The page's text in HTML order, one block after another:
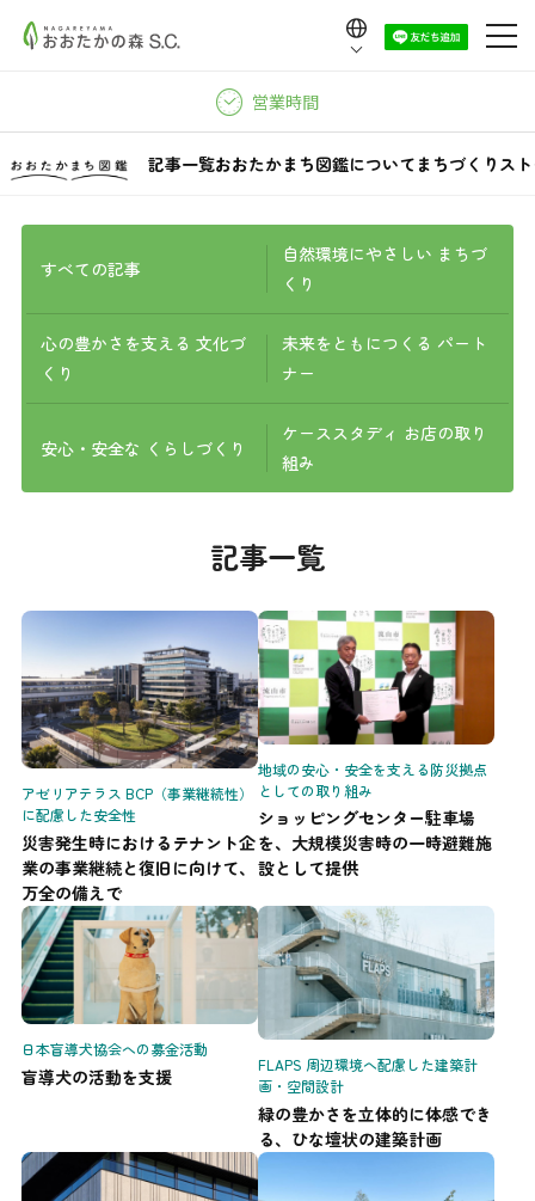
営業時間
記事一覧おおたかまち図鑑について まちづくりス
すべての記事
自然環境にやさしい まちづ
くり
心の豊かさを支える 文化づ
くり
未来をともにつくる パート
ナー
安心・安全な くらしづくり
ケーススタディ お店の取り
組み
記事一覧
アゼリアテラス BCP（事業継続性）
に配慮した安全性
災害発生時におけるテナント企
業の事業継続と復旧に向けて、
万全の備えで
地域の安心・安全を支える防災拠点
としての取り組み
ショッピングセンター駐車場
を、大規模災害時の一時避難施
設として提供
日本盲導犬協会への募金活動
盲導犬の活動を支援
FLAPS 周辺環境へ配慮した建築計
画・空間設計
緑の豊かさを立体的に体感でき
る、ひな壇状の建築計画